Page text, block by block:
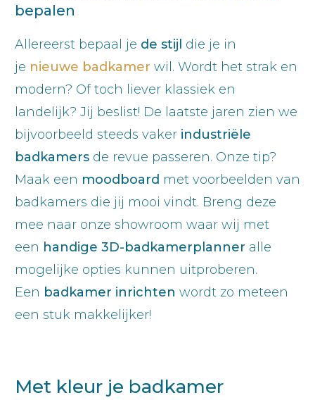
bepalen
Allereerst bepaal je de stijl die je in
je nieuwe badkamer wil. Wordt het strak en
modern? Of toch liever klassiek en
landelijk? Jij beslist! De laatste jaren zien we
bijvoorbeeld steeds vaker industriële
badkamers de revue passeren. Onze tip?
Maak een moodboard met voorbeelden van
badkamers die jij mooi vindt. Breng deze
mee naar onze showroom waar wij met
een handige 3D-badkamerplanner alle
mogelijke opties kunnen uitproberen.
Een badkamer inrichten wordt zo meteen
een stuk makkelijker!
Met kleur je badkamer